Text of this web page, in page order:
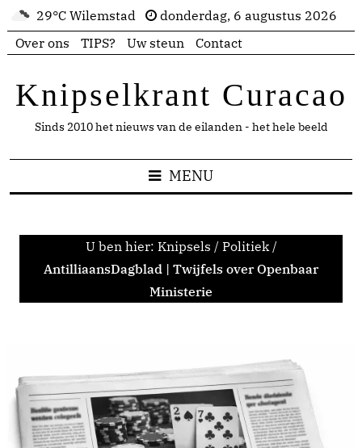
29°C Wilemstad
donderdag, 6 augustus 2026
Over ons
TIPS? Uw steun Contact
Knipselkrant Curacao
Sinds 2010 het nieuws van de eilanden - het hele beeld
MENU
U ben hier: Knipsels / Politiek /
AntilliaansDagblad | Twijfels over Openbaar
Ministerie